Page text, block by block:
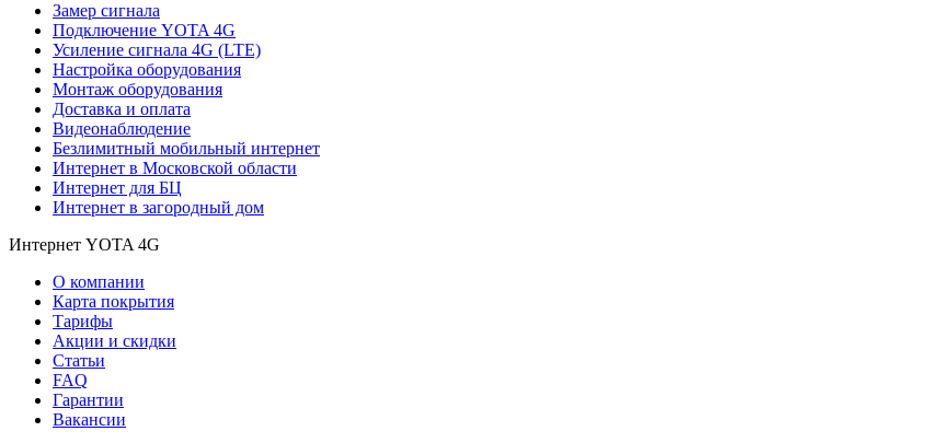
Замер сигнала
Подключение YOTA 4G
Усиление сигнала 4G (LTE)
Настройка оборудования
Монтаж оборудования
Доставка и оплата
Видеонаблюдение
Безлимитный мобильный интернет
Интернет в Московской области
Интернет для БЦ
Интернет в загородный дом
Интернет YOTA 4G
О компании
Карта покрытия
Тарифы
Акции и скидки
Статьи
FAQ
Гарантии
Вакансии